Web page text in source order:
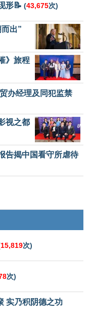
形📝 (43,675次)
出”
》旅程
办经理及同犯监禁
视之都
告揭中国看守所虐待
15,819次)
次)
实乃积阴德之功